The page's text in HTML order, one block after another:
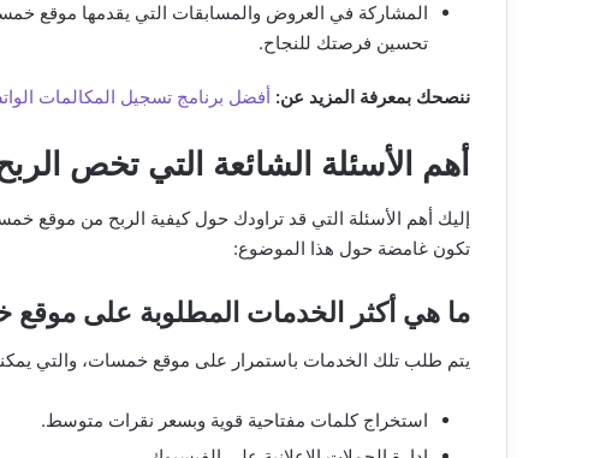
المشاركة في العروض والمسابقات التي يقدمها موقع
تحسين فرصتك للنجاح.
ننصحك بمعرفة المزيد عن: أفضل برنامج تسجيل المكالمات
أهم الأسئلة الشائعة التي تخص
إليك أهم الأسئلة التي قد تراودك حول كيفية الربح من موقع
تكون غامضة حول هذا الموضوع:
ما هي أكثر الخدمات المطلوبة على
يتم طلب تلك الخدمات باستمرار على موقع خمسات، والتي
استخراج كلمات مفتاحية قوية وبسعر نقرات متوسط.